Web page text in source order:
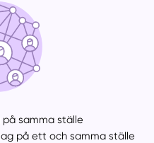
samma ställe
på ett och samma ställe